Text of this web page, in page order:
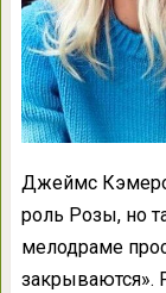
Джеймс
роль Розы, но
мелодраме
закрываются».